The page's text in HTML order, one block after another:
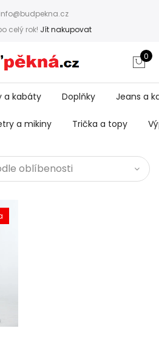
info@budpekna.cz
celý rok! Jít nakupovat
0
a kabáty Doplňky Jeans a
a mikiny Trička a topy